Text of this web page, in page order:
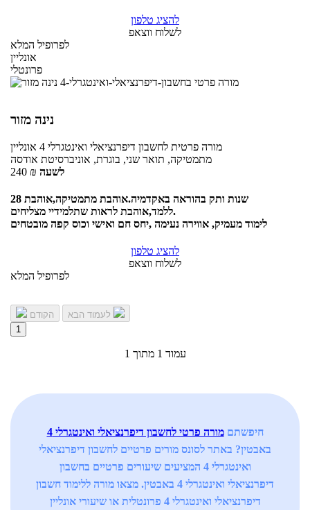
להציג טלפון
לשלוח ווצאפ
לפרופיל המלא
אונליין
פרונטלי
נינה מזור
מורה פרטית לחשבון דיפרנציאלי ואינטגרלי 4
אונליין
מתמטיקה, תואר שני, בוגרת, אוניברסיטת אודסה
240 ₪ לשעה
28 שנות ותק בהוראה באקדמיה.אוהבת מתמטיקה,אוהבת
ללמד,אוהבת לראות שתלמידיי מצליחים.
לימוד מעמיק, אווירה נעימה ,יחס חם ואישי וכוס קפה מובטחים
להציג טלפון
לשלוח ווצאפ
לפרופיל המלא
הקודם
1
עמוד 1 מתוך 1
חיפשתםמורה פרטי לחשבון דיפרנציאלי ואינטגרלי 4
באבטין? באתר לסונס מורים פרטיים לחשבון דיפרנציאלי
ואינטגרלי 4 המציעים שיעורים פרטיים בחשבון
דיפרנציאלי ואינטגרלי 4 באבטין. מצאו מורה ללימוד חשבון
דיפרנציאלי ואינטגרלי 4 פרונטלית או שיעורי אונליין